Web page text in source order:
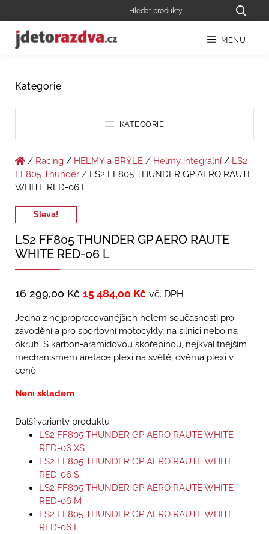
MENU
Kategorie
KATEGORIE
/ Racing / HELMY a BRÝLE / Helmy integrální / LS2
FF805 Thunder / LS2 FF805 THUNDER GP AERO RAUTE
WHITE RED-06 L
Sleva!
LS2 FF805 THUNDER GP AERO RAUTE
WHITE RED-06 L
16 299,00Kč 15 484,00 Kč vč. DPH
Jedna z nejpropracovanějších helem současnosti pro
závodění a pro sportovní motocykly, na silnici nebo na
okruh. S karbon-aramidovou skořepinou, nejkvalitnějším
mechanismem aretace plexi na světě, dvěma plexi v
ceně
Není skladem
Další varianty produktu
LS2 FF805 THUNDER GP AERO RAUTE WHITE
RED-06 XS
LS2 FF805 THUNDER GP AERO RAUTE WHITE
RED-06 S
LS2 FF805 THUNDER GP AERO RAUTE WHITE
RED-06 M
LS2 FF805 THUNDER GP AERO RAUTE WHITE
RED-06 L